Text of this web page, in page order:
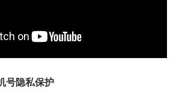
号隐私保护